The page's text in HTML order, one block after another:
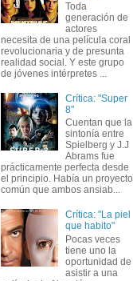
Toda
generación de
actores
necesita de una película coral
revolucionaria y de presunta
realidad social. Y este grupo
de jóvenes intérpretes ...
Crítica: "Super
8"
Cuentan que la
sintonía entre
Spielberg y J.J
Abrams fue
prácticamente perfecta desde
el principio. Había un proyecto
común que ambos ansiab...
Crítica: "La piel
que habito"
Pocas veces
tiene uno la
oportunidad de
asistir a una